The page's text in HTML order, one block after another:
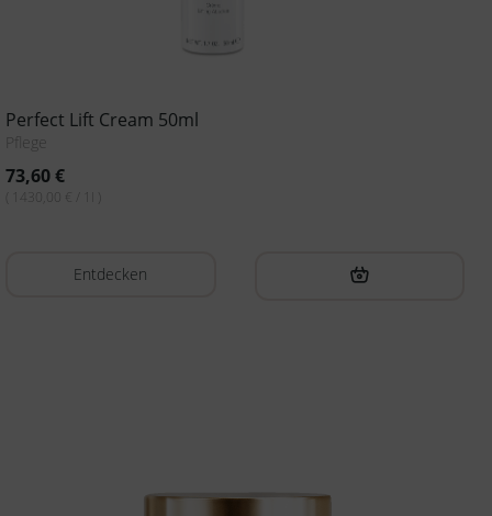
Perfect Lift Cream 50ml
Pflege
73,60€
( 1430,00 € / 1l )
Entdecken